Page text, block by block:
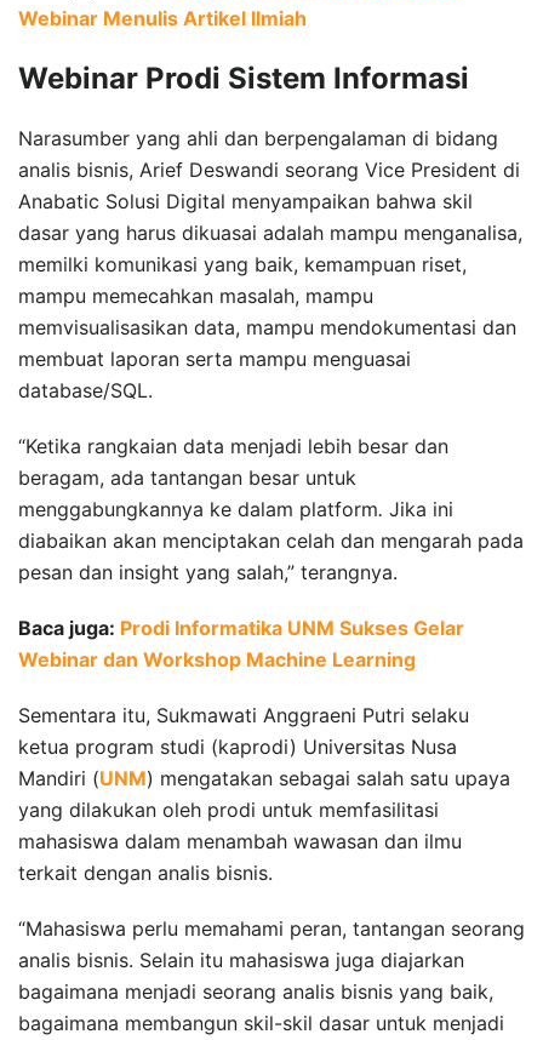
Webinar Menulis Artikel Ilmiah
Webinar Prodi Sistem Informasi
Narasumber yang ahli dan berpengalaman di bidang
analis bisnis, Arief Deswandi seorang Vice President di
Anabatic Solusi Digital menyampaikan bahwa skil
dasar yang harus dikuasai adalah mampu menganalisa,
memilki komunikasi yang baik, kemampuan riset,
mampu memecahkan masalah, mampu
memvisualisasikan data, mampu mendokumentasi dan
membuat laporan serta mampu menguasai
database/SQL.
“Ketika rangkaian data menjadi lebih besar dan
beragam, ada tantangan besar untuk
menggabungkannya ke dalam platform. Jika ini
diabaikan akan menciptakan celah dan mengarah pada
pesan dan insight yang salah,” terangnya.
Baca juga: Prodi Informatika UNM Sukses Gelar
Webinar dan Workshop Machine Learning
Sementara itu, Sukmawati Anggraeni Putri selaku
ketua program studi (kaprodi) Universitas Nusa
Mandiri (UNM) mengatakan sebagai salah satu upaya
yang dilakukan oleh prodi untuk memfasilitasi
mahasiswa dalam menambah wawasan dan ilmu
terkait dengan analis bisnis.
“Mahasiswa perlu memahami peran, tantangan seorang
analis bisnis. Selain itu mahasiswa juga diajarkan
bagaimana menjadi seorang analis bisnis yang baik,
bagaimana membangun skil-skil dasar untuk menjadi